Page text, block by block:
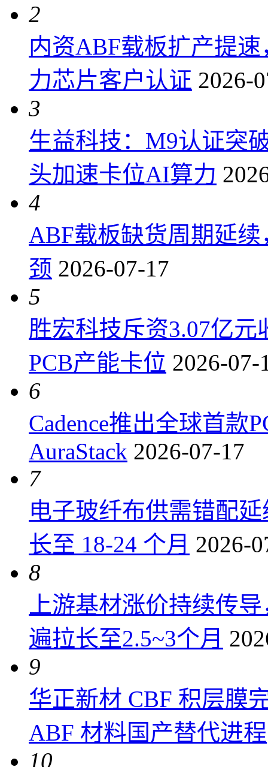
2
内资ABF载板扩产提
力芯片客户认证 2026-
3
生益科技：M9认证突
头加速卡位AI算力
4
ABF载板缺货周期延
颈 2026-07-17
5
胜宏科技斥资3.07亿
PCB产能卡位 2026-07-
6
Cadence推出全球首款
AuraStack 2026-07-17
7
电子玻纤布供需错配
长至 18-24 个月 2026-
8
上游基材涨价持续传
遍拉长至2.5~3个月
9
华正新材 CBF 积层膜
ABF 材料国产替代进程
10